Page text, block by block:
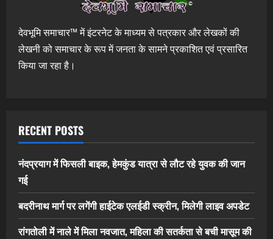
देवभूमि समाचार™ में इंटरनेट के माध्यम से पत्रकार और लेखकों की
लेखनी को समाचार के रूप में जनता के सामने प्रकाशित एवं प्रसारित
किया जा रहा है।
RECENT POSTS
नंदप्रयाग में फिसली बाइक, हेमकुंड यात्रा से लौट रहे युवक की जान
गई
बदरीनाथ मार्ग पर लगेंगी हाईटेक एलईडी स्क्रीन, मिलेगी लाइव अपडेट
रांगतोली में नाले में मिला नवजात, महिला की सतर्कता से बची मासूम की